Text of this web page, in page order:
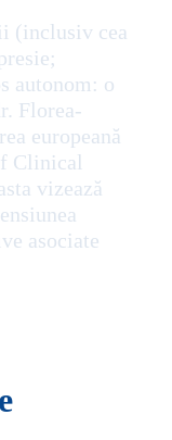
(inclusiv cea
autonom: o
Florea-
europeană
Clinical
vizează
asociate